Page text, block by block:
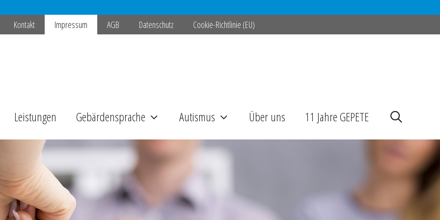
Kontakt Impressum AGB Datenschutz Cookie-Richtlinie (EU)
Leistungen Gebärdensprache Autismus Über uns 11 Jahre GEPETE